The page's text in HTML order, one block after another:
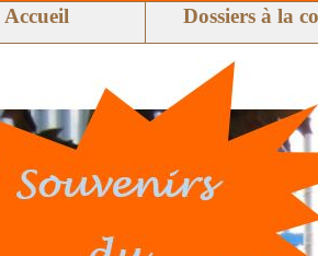
Accueil Dossiers à la